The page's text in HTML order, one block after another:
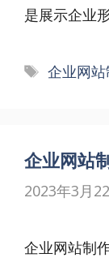
是展示企业
标
企业网
企业网站
2023年3月
企业网站制